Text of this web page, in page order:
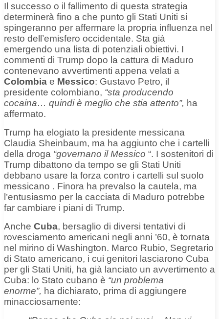
Il successo o il fallimento di questa strategia
determinerà fino a che punto gli Stati Uniti si
spingeranno per affermare la propria influenza nel
resto dell’emisfero occidentale. Sta già
emergendo una lista di potenziali obiettivi. I
commenti di Trump dopo la cattura di Maduro
contenevano avvertimenti appena velati a
Colombia e Messico: Gustavo Petro, il
presidente colombiano, “sta producendo
cocaina… quindi è meglio che stia attento”, ha
affermato.
Trump ha elogiato la presidente messicana
Claudia Sheinbaum, ma ha aggiunto che i cartelli
della droga “governano il Messico “. I sostenitori di
Trump dibattono da tempo se gli Stati Uniti
debbano usare la forza contro i cartelli sul suolo
messicano . Finora ha prevalso la cautela, ma
l’entusiasmo per la cacciata di Maduro potrebbe
far cambiare i piani di Trump.
Anche Cuba, bersaglio di diversi tentativi di
rovesciamento americani negli anni ’60, è tornata
nel mirino di Washington. Marco Rubio, Segretario
di Stato americano, i cui genitori lasciarono Cuba
per gli Stati Uniti, ha già lanciato un avvertimento a
Cuba: lo Stato cubano è “un problema
enorme”, ha dichiarato, prima di aggiungere
minacciosamente: